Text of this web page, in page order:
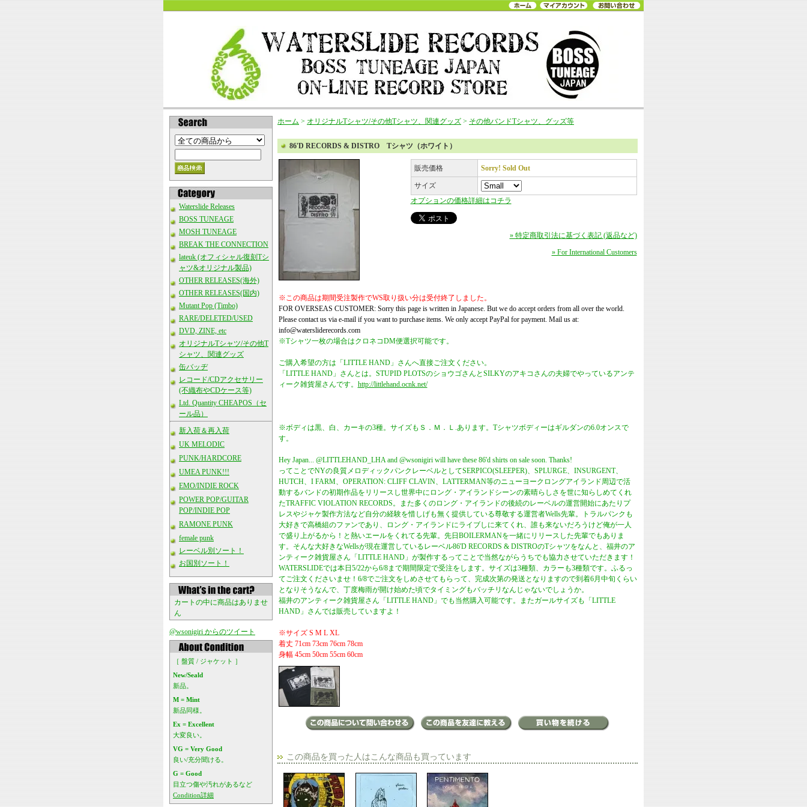
Waterslide Releases
BOSS TUNEAGE
MOSH TUNEAGE
BREAK THE CONNECTION
lateuk (オフィシャル復刻Tシ
ャツ&オリジナル製品)
OTHER RELEASES(海外)
OTHER RELEASES(国内)
Mutant Pop (Timbo)
RARE/DELETED/USED
DVD, ZINE, etc
オリジナルTシャツ/その他T
シャツ、関連グッズ
缶バッヂ
レコード/CDアクセサリー
(不織布やCDケース等)
Ltd. Quantity CHEAPOS（セ
ール品）
新入荷＆再入荷
UK MELODIC
PUNK/HARDCORE
UMEA PUNK!!!
EMO/INDIE ROCK
POWER POP/GUITAR
POP/INDIE POP
RAMONE PUNK
female punk
レーベル別ソート！
お国別ソート！
カートの中に商品はありませ
ん
@wsonigiri からのツイート
［ 盤質 / ジャケット ］
New/Seald
新品。
M = Mint
新品同様。
Ex = Excellent
大変良い。
VG = Very Good
良い/充分聞ける。
G = Good
目立つ傷や汚れがあるなど
Condition詳細
ホーム > オリジナルTシャツ/その他Tシャツ、関連グッズ > その他バンドTシャツ、グッズ等
86'D RECORDS & DISTRO Tシャツ（ホワイト）
販売価格 Sorry! Sold Out
サイズ
オプションの価格詳細はコチラ
» 特定商取引法に基づく表記 (返品など)
» For International Customers
※この商品は期間受注製作でWS取り扱い分は受付終了しました。
FOR OVERSEAS CUSTOMER: Sorry this page is written in Japanese. But we do accept orders from all over the world.
Please contact us via e-mail if you want to purchase items. We only accept PayPal for payment. Mail us at:
info@watersliderecords.com
※Tシャツ一枚の場合はクロネコDM便選択可能です。
ご購入希望の方は「LITTLE HAND」さんへ直接ご注文ください。
「LITTLE HAND」さんとは。STUPID PLOTSのショウゴさんとSILKYのアキコさんの夫婦でやっているアンテ
ィーク雑貨屋さんです。 http://littlehand.ocnk.net/
※ボディは黒、白、カーキの3種。サイズもＳ．Ｍ．Ｌ.あります。Tシャツボディーはギルダンの6.0オンスで
す。
Hey Japan... @LITTLEHAND_LHA and @wsonigiri will have these 86'd shirts on sale soon. Thanks!
ってことでNYの良質メロディックパンクレーベルとしてSERPICO(SLEEPER)、SPLURGE、INSURGENT、
HUTCH、I FARM、OPERATION: CLIFF CLAVIN、LATTERMAN等のニューヨークロングアイランド周辺で活
動するバンドの初期作品をリリースし世界中にロング・アイランドシーンの素晴らしさを世に知らしめてくれ
たTRAFFIC VIOLATION RECORDS。また多くのロング・アイランドの後続のレーベルの運営開始にあたりプ
レスやジャケ製作方法など自分の経験を惜しげも無く提供している尊敬する運営者Wells先輩。トラルパンクも
大好きで高橋組のファンであり、ロング・アイランドにライブしに来てくれ、誰も来ないだろうけど俺が一人
で盛り上がるから！と熱いエールをくれてる先輩。先日BOILERMANを一緒にリリースした先輩でもありま
す。そんな大好きなWellsが現在運営しているレーベル86'D RECORDS & DISTROのTシャツをなんと、福井のア
ンティーク雑貨屋さん「LITTLE HAND」が製作するってことで当然ながらうちでも協力させていただきます！
WATERSLIDEでは本日5/22から6/8まで期間限定で受注をします。サイズは3種類、カラーも3種類です。ふるっ
てご注文くださいませ！6/8でご注文をしめさせてもらって、完成次第の発送となりますので到着6月中旬くらい
となりそうなんで、丁度梅雨が開け始めた頃でタイミングもバッチリなんじゃないでしょうか。
福井のアンティーク雑貨屋さん「LITTLE HAND」でも当然購入可能です。またガールサイズも「LITTLE
HAND」さんでは販売していますよ！
※サイズ S M L XL
着丈 71cm 73cm 76cm 78cm
身幅 45cm 50cm 55cm 60cm
この商品を買った人はこんな商品も買っています